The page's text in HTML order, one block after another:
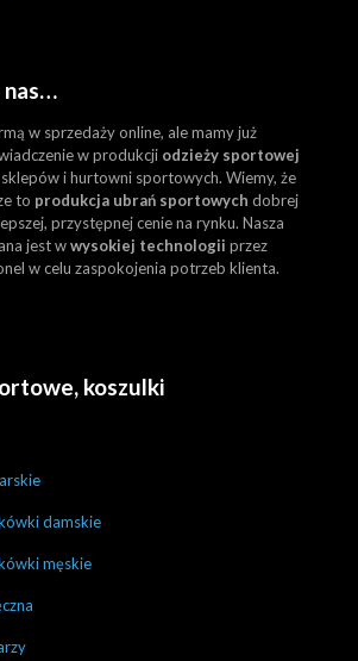
nas…
w sprzedaży online, ale mamy już
w produkcji odzieży sportowej
i hurtowni sportowych. Wiemy, że
to produkcja ubrań sportowych dobrej
przystępnej cenie na rynku. Nasza
jest wwysokiej technologii przez
w celu zaspokojenia potrzeb klienta.
koszulki
damskie
męskie